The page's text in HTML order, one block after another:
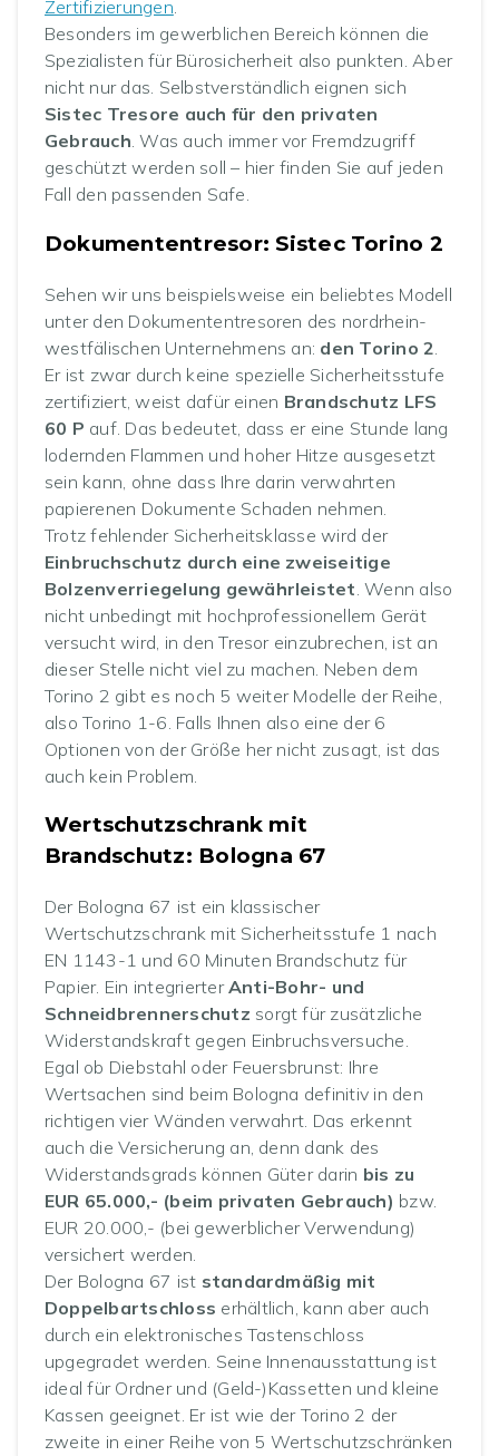
Zertifizierungen.
Besonders im gewerblichen Bereich können die
Spezialisten für Bürosicherheit also punkten. Aber
nicht nur das. Selbstverständlich eignen sich
Sistec Tresore auch für den privaten
Gebrauch. Was auch immer vor Fremdzugriff
geschützt werden soll – hier finden Sie auf jeden
Fall den passenden Safe.
Dokumententresor: Sistec Torino 2
Sehen wir uns beispielsweise ein beliebtes Modell
unter den Dokumententresoren des nordrhein-
westfälischen Unternehmens an: den Torino 2
Er ist zwar durch keine spezielle Sicherheitsstufe
zertifiziert, weist dafür einen Brandschutz LFS
60 P auf. Das bedeutet, dass er eine Stunde lang
lodernden Flammen und hoher Hitze ausgesetzt
sein kann, ohne dass Ihre darin verwahrten
papierenen Dokumente Schaden nehmen.
Trotz fehlender Sicherheitsklasse wird der
Einbruchschutz durch eine zweiseitige
Bolzenverriegelung gewährleistet . Wenn also
nicht unbedingt mit hochprofessionellem Gerät
versucht wird, in den Tresor einzubrechen, ist an
dieser Stelle nicht viel zu machen. Neben dem
Torino 2 gibt es noch 5 weiter Modelle der Reihe,
also Torino 1-6. Falls Ihnen also eine der 6
Optionen von der Größe her nicht zusagt, ist das
auch kein Problem.
Wertschutzschrank mit
Brandschutz: Bologna 67
Der Bologna 67 ist ein klassischer
Wertschutzschrank mit Sicherheitsstufe 1 nach
EN 1143-1 und 60 Minuten Brandschutz für
Papier. Ein integrierterAnti-Bohr- und
Schneidbrennerschutz sorgt für zusätzliche
Widerstandskraft gegen Einbruchsversuche.
Egal ob Diebstahl oder Feuersbrunst: Ihre
Wertsachen sind beim Bologna definitiv in den
richtigen vier Wänden verwahrt. Das erkennt
auch die Versicherung an, denn dank des
Widerstandsgrads können Güter darin bis zu
EUR 65.000,- (beim privaten Gebrauch) bzw.
EUR 20.000,- (bei gewerblicher Verwendung)
versichert werden.
Der Bologna 67 ist standardmäßig mit
Doppelbartschloss erhältlich, kann aber auch
durch ein elektronisches Tastenschloss
upgegradet werden. Seine Innenausstattung ist
ideal für Ordner und (Geld-)Kassetten und kleine
Kassen geeignet. Er ist wie der Torino 2 der
zweite in einer Reihe von 5 Wertschutzschränken